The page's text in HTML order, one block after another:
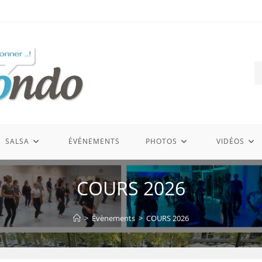
SALSA ÉVÉNEMENTS PHOTOS VIDÉOS
COURS 2026
> Évènements > COURS 2026